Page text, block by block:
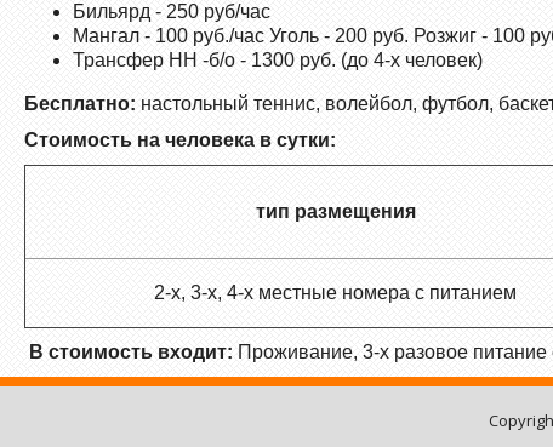
Бильярд - 250 руб/час
Мангал - 100 руб./час Уголь - 200 руб. Розжиг - 100
Трансфер НН -б/о - 1300 руб. (до 4-х человек)
Бесплатно: настольный теннис, волейбол, футбол,
Стоимость на человека в сутки:
тип размещения
2-х, 3-х, 4-х местные номера с питанием
В стоимость входит: Проживание, 3-х разовое